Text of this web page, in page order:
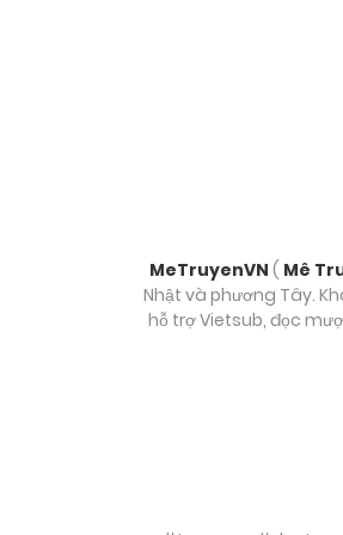
MeTruyenVN ( Mê
Nhật và phương Tây.
hỗ trợ Vietsub, đọc